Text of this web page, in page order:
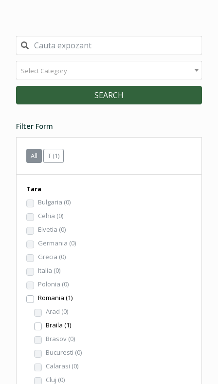
Select Category
SEARCH
Filter Form
All T (1)
Tara
Bulgaria (0)
Cehia (0)
Elvetia (0)
Germania (0)
Grecia (0)
Italia (0)
Polonia (0)
Romania (1)
Arad (0)
Braila (1)
Brasov (0)
Bucuresti (0)
Calarasi (0)
Cluj (0)